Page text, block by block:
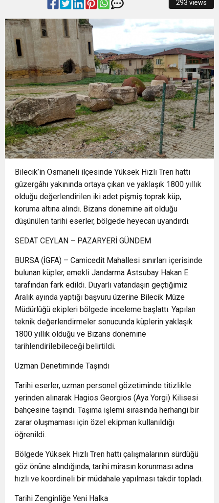
İLKLERİN FESTİVALİNDE ÇOCUKLAR DA ŞEN
ŞAKRAK
18:55 Başkan Aydın Osmangazi’nin Nabzını Sahada
Tuttu
293 views
Bilecik’in Osmaneli ilçesinde Yüksek Hızlı Tren hattı
güzergâhı yakınında ortaya çıkan ve yaklaşık 1800 yıllık
olduğu değerlendirilen iki adet pişmiş toprak küp,
koruma altına alındı. Bizans dönemine ait olduğu
düşünülen tarihi eserler, bölgede heyecan uyandırdı.
SEDAT CEYLAN – PAZARYERİ GÜNDEM
BURSA (İGFA) – Camicedit Mahallesi sınırları içerisinde
bulunan küpler, emekli Jandarma Astsubay Hakan E.
tarafından fark edildi. Duyarlı vatandaşın geçtiğimiz
Aralık ayında yaptığı başvuru üzerine Bilecik Müze
Müdürlüğü ekipleri bölgede inceleme başlattı. Yapılan
teknik değerlendirmeler sonucunda küplerin yaklaşık
1800 yıllık olduğu ve Bizans dönemine
tarihlendirilebileceği belirtildi.
Uzman Denetiminde Taşındı
Tarihi eserler, uzman personel gözetiminde titizlikle
yerinden alınarak Hagios Georgios (Aya Yorgi) Kilisesi
bahçesine taşındı. Taşıma işlemi sırasında herhangi bir
zarar oluşmaması için özel ekipman kullanıldığı
öğrenildi.
Bölgede Yüksek Hızlı Tren hattı çalışmalarının sürdüğü
göz önüne alındığında, tarihi mirasın korunması adına
hızlı ve koordineli bir müdahale yapılması takdir topladı.
Tarihi Zenginliğe Yeni Halka